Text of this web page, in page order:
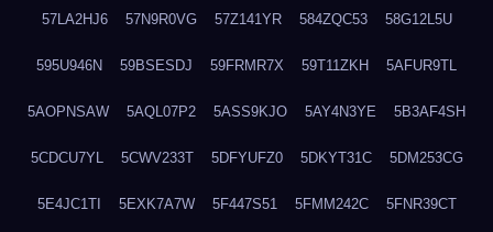
57LA2HJ6 57N9R0VG 57Z141YR 584ZQC53 58G12L5U
595U946N 59BSESDJ 59FRMR7X 59T11ZKH 5AFUR9TL
5AOPNSAW 5AQL07P2 5ASS9KJO 5AY4N3YE 5B3AF4SH
5CDCU7YL 5CWV233T 5DFYUFZ0 5DKYT31C 5DM253CG
5E4JC1TI 5EXK7A7W 5F447S51 5FMM242C 5FNR39CT